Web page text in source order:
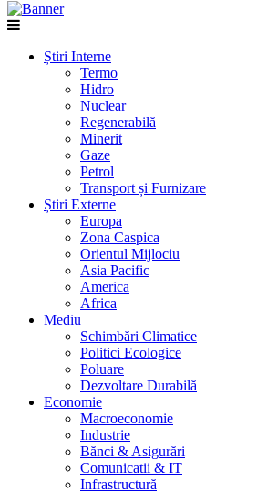
Știri Interne
Termo
Hidro
Nuclear
Regenerabilă
Minerit
Gaze
Petrol
Transport și Furnizare
Știri Externe
Europa
Zona Caspica
Orientul Mijlociu
Asia Pacific
America
Africa
Mediu
Schimbări Climatice
Politici Ecologice
Poluare
Dezvoltare Durabilă
Economie
Macroeconomie
Industrie
Bănci & Asigurări
Comunicatii & IT
Infrastructură